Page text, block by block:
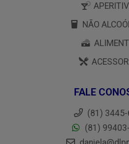
NÃO
FALE
(81)
(81)